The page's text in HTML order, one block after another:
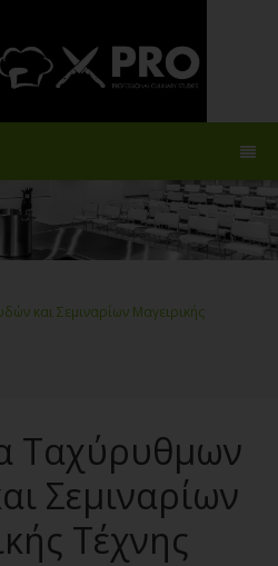
και Σεμιναρίων Μαγειρικής
Ταχύρυθμων
Σεμιναρίων
Τέχνης